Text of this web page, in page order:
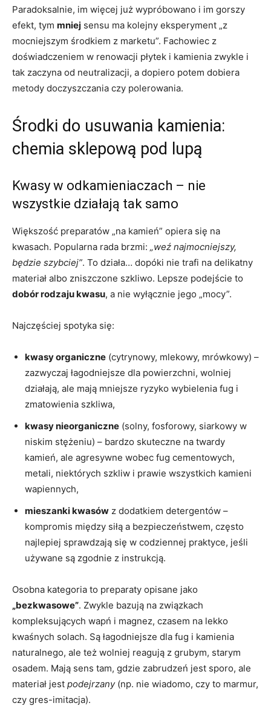
Paradoksalnie, im więcej już wypróbowano i im gorszy
efekt, tym mniej sensu ma kolejny eksperyment „z
mocniejszym środkiem z marketu”. Fachowiec z
doświadczeniem w renowacji płytek i kamienia zwykle i
tak zaczyna od neutralizacji, a dopiero potem dobiera
metody doczyszczania czy polerowania.
Środki do usuwania kamienia:
chemia sklepową pod lupą
Kwasy w odkamieniaczach – nie
wszystkie działają tak samo
Większość preparatów „na kamień” opiera się na
kwasach. Popularna rada brzmi: „weź najmocniejszy,
będzie szybciej”. To działa… dopóki nie trafi na delikatny
materiał albo zniszczone szkliwo. Lepsze podejście to
dobór rodzaju kwasu, a nie wyłącznie jego „mocy”.
Najczęściej spotyka się:
kwasy organiczne (cytrynowy, mlekowy, mrówkowy) –
zazwyczaj łagodniejsze dla powierzchni, wolniej
działają, ale mają mniejsze ryzyko wybielenia fug i
zmatowienia szkliwa,
kwasy nieorganiczne (solny, fosforowy, siarkowy w
niskim stężeniu) – bardzo skuteczne na twardy
kamień, ale agresywne wobec fug cementowych,
metali, niektórych szkliw i prawie wszystkich kamieni
wapiennych,
mieszanki kwasów z dodatkiem detergentów –
kompromis między siłą a bezpieczeństwem, często
najlepiej sprawdzają się w codziennej praktyce, jeśli
używane są zgodnie z instrukcją.
Osobna kategoria to preparaty opisane jako
„bezkwasowe”. Zwykle bazują na związkach
kompleksujących wapń i magnez, czasem na lekko
kwaśnych solach. Są łagodniejsze dla fug i kamienia
naturalnego, ale też wolniej reagują z grubym, starym
osadem. Mają sens tam, gdzie zabrudzeń jest sporo, ale
materiał jest podejrzany(np. nie wiadomo, czy to marmur,
czy gres-imitacja).